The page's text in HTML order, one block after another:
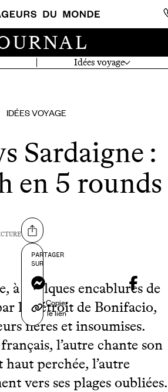
Idées voyage
IDÉES VOYAGE
Sardaigne :
en 5 rounds
Partager sur
PARTAGER
SUR
Messenger
Copier
le lien
à quelques encablures de
le détroit de Bonifacio,
fières et insoumises.
l’autre chante son
perchée, l’autre
vers ses plages oubliées.